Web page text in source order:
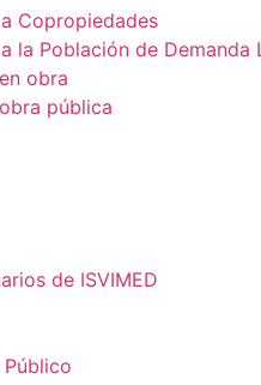
Copropiedades
la Población de Demanda
obra
pública
de ISVIMED